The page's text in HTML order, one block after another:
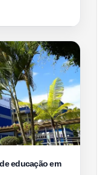
educação em